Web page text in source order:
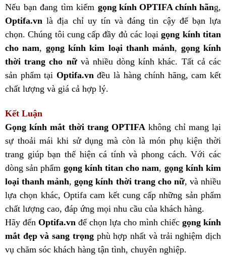
Nếu bạn đang tìm kiếm gọng kính OPTIFA chính hãng,
Optifa.vn là địa chỉ uy tín và đáng tin cậy để bạn lựa
chọn. Chúng tôi cung cấp đầy đủ các loạigọng kính titan
cho nam, gọng kính kim loại thanh mảnh, gọng kính
thời trang cho nữvà nhiều dòng kính khác. Tất cả các
sản phẩm tại Optifa.vn đều là hàng chính hãng, cam kết
chất lượng và giá cả hợp lý.
Kết Luận
Gọng kính mắt thời trang OPTIFA không chỉ mang lại
sự thoải mái khi sử dụng mà còn là món phụ kiện thời
trang giúp bạn thể hiện cá tính và phong cách. Với các
dòng sản phẩm gọng kính titan cho nam, gọng kính kim
loại thanh mảnh,gọng kính thời trang cho nữ, và nhiều
lựa chọn khác, Optifa cam kết cung cấp những sản phẩm
chất lượng cao, đáp ứng mọi nhu cầu của khách hàng.
Hãy đến Optifa.vn để chọn lựa cho mình chiếc gọng kính
mắt đẹp và sang trọngphù hợp nhất và trải nghiệm dịch
vụ chăm sóc khách hàng tận tình, chuyên nghiệp.